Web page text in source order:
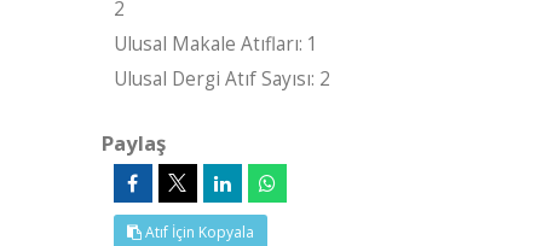
2
Ulusal Makale Atıfları: 1
Ulusal Dergi Atıf Sayısı: 2
Paylaş
Atıf İçin Kopyala